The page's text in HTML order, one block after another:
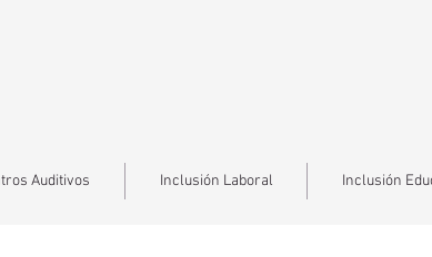
Auditivos Inclusión Laboral Inclusión